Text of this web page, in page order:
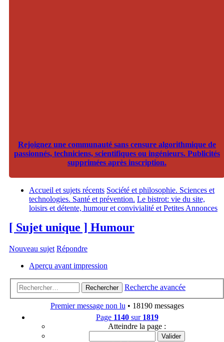
Rejoignez une communauté sans censure algorithmique de
passionnés, techniciens, scientifiques ou ingénieurs. Publicités
supprimées après inscription.
Accueil et sujets récents Société et philosophie. Sciences et
technologies. Santé et prévention. Le bistrot: vie du site,
loisirs et détente, humour et convivialité et Petites Annonces
[ Sujet unique ] Humour
Nouveau sujet Répondre
Aperçu avant impression
Rechercher Recherche avancée
Premier message non lu • 18190 messages
Page 1140sur 1819
Atteindre la page :